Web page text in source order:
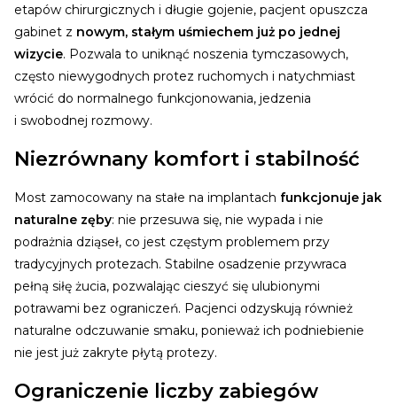
etapów chirurgicznych i długie gojenie, pacjent opuszcza
gabinet z nowym, stałym uśmiechem już po jednej
wizycie. Pozwala to uniknąć noszenia tymczasowych,
często niewygodnych protez ruchomych i natychmiast
wrócić do normalnego funkcjonowania, jedzenia
i swobodnej rozmowy.
Niezrównany komfort i stabilność
Most zamocowany na stałe na implantach funkcjonuje jak
naturalne zęby: nie przesuwa się, nie wypada i nie
podrażnia dziąseł, co jest częstym problemem przy
tradycyjnych protezach. Stabilne osadzenie przywraca
pełną siłę żucia, pozwalając cieszyć się ulubionymi
potrawami bez ograniczeń. Pacjenci odzyskują również
naturalne odczuwanie smaku, ponieważ ich podniebienie
nie jest już zakryte płytą protezy.
Ograniczenie liczby zabiegów